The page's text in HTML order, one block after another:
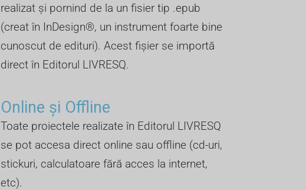
realizat și pornind de la un fisier tip .epub
(creat în InDesign®, un instrument foarte bine
cunoscut de edituri). Acest fișier se importă
direct în Editorul LIVRESQ.
Online și Offline ​
Toate proiectele realizate în Editorul LIVRESQ
se pot accesa direct online sau offline (cd-uri,
stickuri, calculatoare fără acces la internet,
etc).